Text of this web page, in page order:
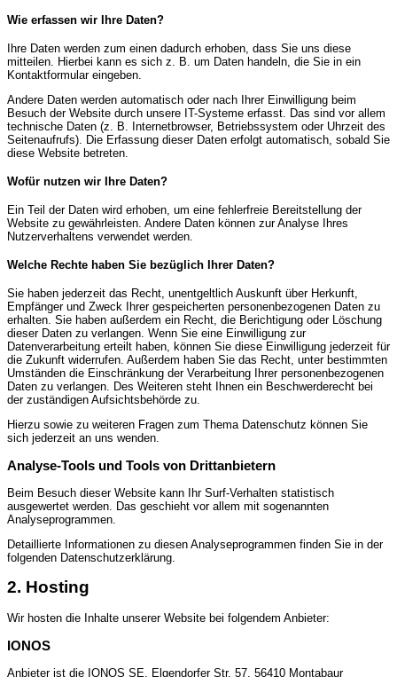
Wie erfassen wir Ihre Daten?
Ihre Daten werden zum einen dadurch erhoben, dass Sie uns diese
mitteilen. Hierbei kann es sich z. B. um Daten handeln, die Sie in ein
Kontaktformular eingeben.
Andere Daten werden automatisch oder nach Ihrer Einwilligung beim
Besuch der Website durch unsere IT-Systeme erfasst. Das sind vor allem
technische Daten (z. B. Internetbrowser, Betriebssystem oder Uhrzeit des
Seitenaufrufs). Die Erfassung dieser Daten erfolgt automatisch, sobald Sie
diese Website betreten.
Wofür nutzen wir Ihre Daten?
Ein Teil der Daten wird erhoben, um eine fehlerfreie Bereitstellung der
Website zu gewährleisten. Andere Daten können zur Analyse Ihres
Nutzerverhaltens verwendet werden.
Welche Rechte haben Sie bezüglich Ihrer Daten?
Sie haben jederzeit das Recht, unentgeltlich Auskunft über Herkunft,
Empfänger und Zweck Ihrer gespeicherten personenbezogenen Daten zu
erhalten. Sie haben außerdem ein Recht, die Berichtigung oder Löschung
dieser Daten zu verlangen. Wenn Sie eine Einwilligung zur
Datenverarbeitung erteilt haben, können Sie diese Einwilligung jederzeit für
die Zukunft widerrufen. Außerdem haben Sie das Recht, unter bestimmten
Umständen die Einschränkung der Verarbeitung Ihrer personenbezogenen
Daten zu verlangen. Des Weiteren steht Ihnen ein Beschwerderecht bei
der zuständigen Aufsichtsbehörde zu.
Hierzu sowie zu weiteren Fragen zum Thema Datenschutz können Sie
sich jederzeit an uns wenden.
Analyse-Tools und Tools von Dritt­anbietern
Beim Besuch dieser Website kann Ihr Surf-Verhalten statistisch
ausgewertet werden. Das geschieht vor allem mit sogenannten
Analyseprogrammen.
Detaillierte Informationen zu diesen Analyseprogrammen finden Sie in der
folgenden Datenschutzerklärung.
2. Hosting
Wir hosten die Inhalte unserer Website bei folgendem Anbieter:
IONOS
Anbieter ist die IONOS SE, Elgendorfer Str. 57, 56410 Montabaur